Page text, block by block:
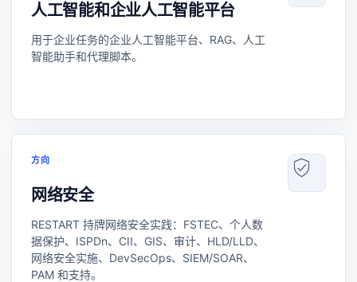
人工智能和企业人工智能平台
用于企业任务的企业人工智能平台、RAG、人工
智能助手和代理脚本。
方向
网络安全
RESTART 持牌网络安全实践：FSTEC、个人数
据保护、ISPDn、CII、GIS、审计、HLD/LLD、
网络安全实施、DevSecOps、SIEM/SOAR、
PAM 和支持。